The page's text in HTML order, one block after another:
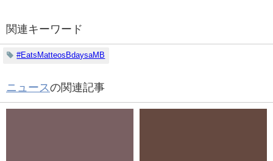
関連キーワード
#EatsMatteosBdaysaMB
ニュースの関連記事